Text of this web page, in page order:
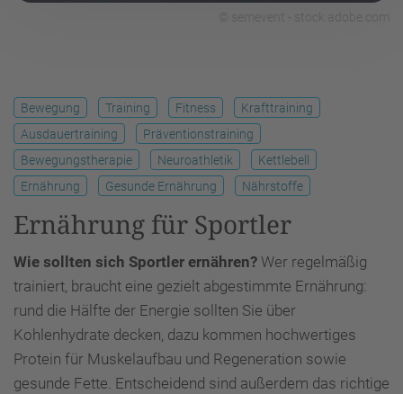
Bewegung Training Fitness
Krafttraining
Ausdauertraining
Präventionstraining
Bewegungstherapie
Neuroathletik
Kettlebell
Ernährung
Gesunde Ernährung Nährstoffe
Ernährung für Sportler
Wie sollten sich Sportler ernähren? Wer regelmäßig
trainiert, braucht eine gezielt abgestimmte Ernährung:
rund die Hälfte der Energie sollten Sie über
Kohlenhydrate decken, dazu kommen hochwertiges
Protein für Muskelaufbau und Regeneration sowie
gesunde Fette. Entscheidend sind außerdem das richtige